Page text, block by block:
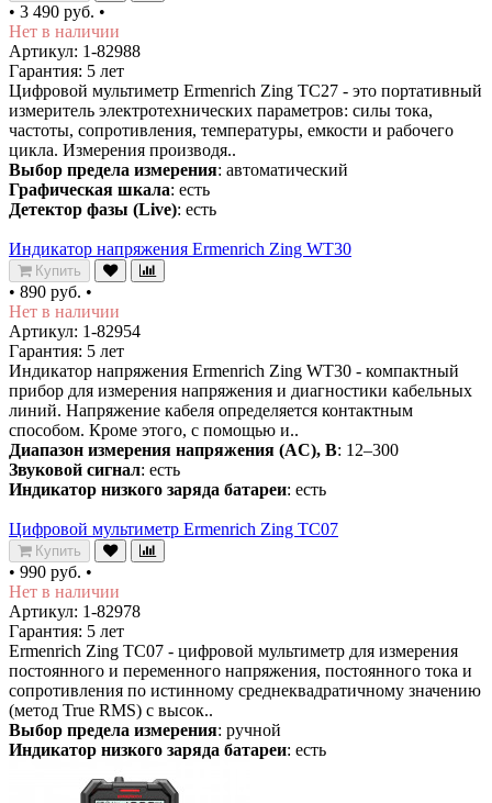
• 3 490 руб. •
Нет в наличии
Артикул: 1-82988
Гарантия: 5 лет
Цифровой мультиметр Ermenrich Zing TC27 - это портативный
измеритель электротехнических параметров: силы тока,
частоты, сопротивления, температуры, емкости и рабочего
цикла. Измерения производя..
Выбор предела измерения: автоматический
Графическая шкала: есть
Детектор фазы (Live): есть
Индикатор напряжения Ermenrich Zing WT30
Купить
• 890 руб. •
Нет в наличии
Артикул: 1-82954
Гарантия: 5 лет
Индикатор напряжения Ermenrich Zing WT30 - компактный
прибор для измерения напряжения и диагностики кабельных
линий. Напряжение кабеля определяется контактным
способом. Кроме этого, с помощью и..
Диапазон измерения напряжения (AC), В: 12–300
Звуковой сигнал: есть
Индикатор низкого заряда батареи: есть
Цифровой мультиметр Ermenrich Zing TC07
Купить
• 990 руб. •
Нет в наличии
Артикул: 1-82978
Гарантия: 5 лет
Ermenrich Zing TC07 - цифровой мультиметр для измерения
постоянного и переменного напряжения, постоянного тока и
сопротивления по истинному среднеквадратичному значению
(метод True RMS) с высок..
Выбор предела измерения: ручной
Индикатор низкого заряда батареи: есть